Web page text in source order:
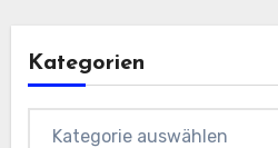
Kategorien